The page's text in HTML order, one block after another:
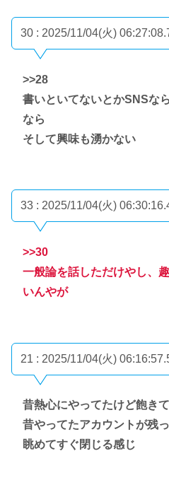
30 : 2025/11/04(火)
>>28
書いといてないとかSNSな
なら
そして興味も湧かない
33 : 2025/11/04(火)
>>30
一般論を話しただけやし、
いんやが
21 : 2025/11/04(火)
昔熱心にやってたけど飽き
昔やってたアカウントが残
眺めてすぐ閉じる感じ